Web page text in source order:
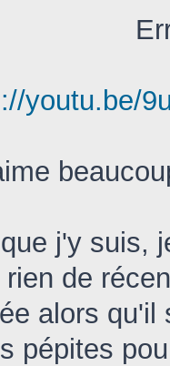
youtu.be/
j'y suis,
rien de
alors qu'il
pépites